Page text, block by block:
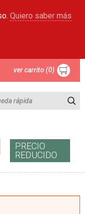
Quiero saber más
ver carrito (0)
PRECIO
REDUCIDO